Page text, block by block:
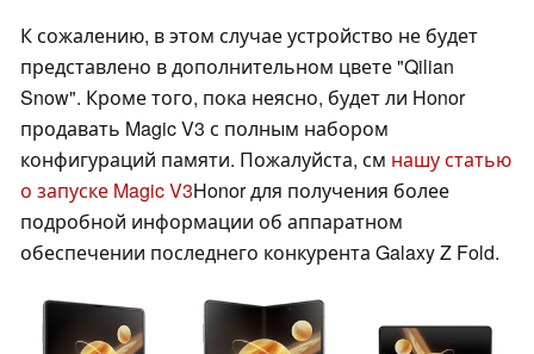
К сожалению, в этом случае устройство не будет
представлено в дополнительном цвете "Qilian
Snow". Кроме того, пока неясно, будет ли Honor
продавать Magic V3 с полным набором
конфигураций памяти. Пожалуйста, см нашу статью
о запуске Magic V3Honor для получения более
подробной информации об аппаратном
обеспечении последнего конкурента Galaxy Z Fold.